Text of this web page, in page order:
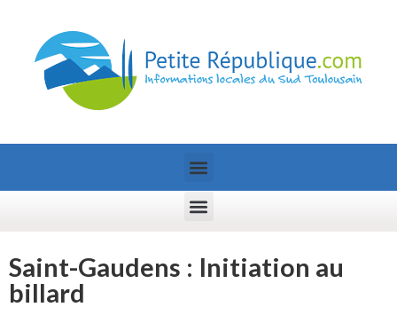
Saint-Gaudens : Initiation au
billard